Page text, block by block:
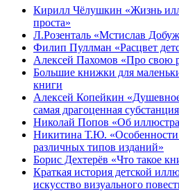
Кирилл Чёлушкин «Жизнь
проста»
Л.Розенталь «Мстислав
Филип Пуллман «Расцвет
Алексей Пахомов «Про свою
Большие книжки для
книги
Алексей Копейкин
самая драгоценная
Николай Попов «Об
Никитина Т.Ю.
различных типов изданий»
Борис Дехтерёв «Что такое
Краткая история детской
искусство визуального